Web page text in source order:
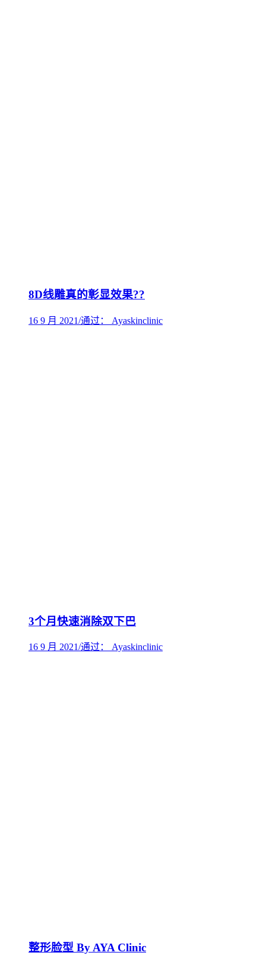
8D线雕真的彰显效果??
16 9 月 2021/通过： Ayaskinclinic
3个月快速消除双下巴
16 9 月 2021/通过： Ayaskinclinic
整形脸型 By AYA Clinic